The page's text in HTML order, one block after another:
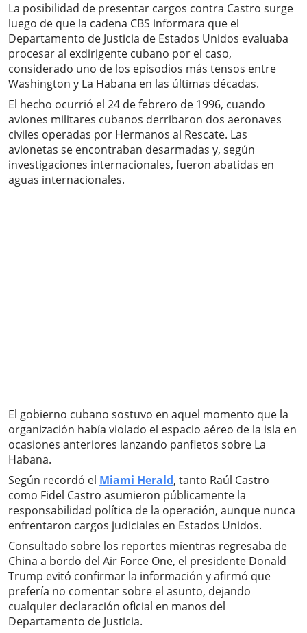
La posibilidad de presentar cargos contra Castro surge
luego de que la cadena CBS informara que el
Departamento de Justicia de Estados Unidos evaluaba
procesar al exdirigente cubano por el caso,
considerado uno de los episodios más tensos entre
Washington y La Habana en las últimas décadas.
El hecho ocurrió el 24 de febrero de 1996, cuando
aviones militares cubanos derribaron dos aeronaves
civiles operadas por Hermanos al Rescate. Las
avionetas se encontraban desarmadas y, según
investigaciones internacionales, fueron abatidas en
aguas internacionales.
El gobierno cubano sostuvo en aquel momento que la
organización había violado el espacio aéreo de la isla en
ocasiones anteriores lanzando panfletos sobre La
Habana.
Según recordó el Miami Herald, tanto Raúl Castro
como Fidel Castro asumieron públicamente la
responsabilidad política de la operación, aunque nunca
enfrentaron cargos judiciales en Estados Unidos.
Consultado sobre los reportes mientras regresaba de
China a bordo del Air Force One, el presidente Donald
Trump evitó confirmar la información y afirmó que
prefería no comentar sobre el asunto, dejando
cualquier declaración oficial en manos del
Departamento de Justicia.